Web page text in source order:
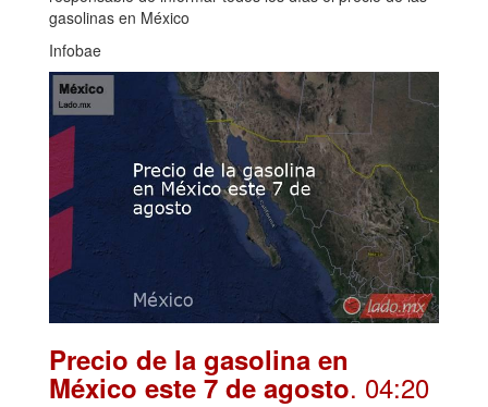
gasolinas en México
Infobae
Precio de la gasolina en
México este 7 de agosto. 04:20